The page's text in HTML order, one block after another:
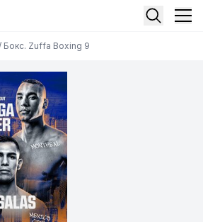
Бокс. Zuffa Boxing 9